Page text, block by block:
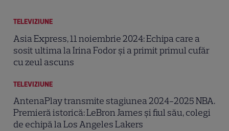
TELEVIZIUNE
Asia Express, 11 noiembrie 2024: Echipa care a
sosit ultima la Irina Fodor și a primit primul cufăr
cu zeul ascuns
TELEVIZIUNE
AntenaPlay transmite stagiunea 2024-2025 NBA.
Premieră istorică: LeBron James și fiul său, colegi
de echipă la Los Angeles Lakers